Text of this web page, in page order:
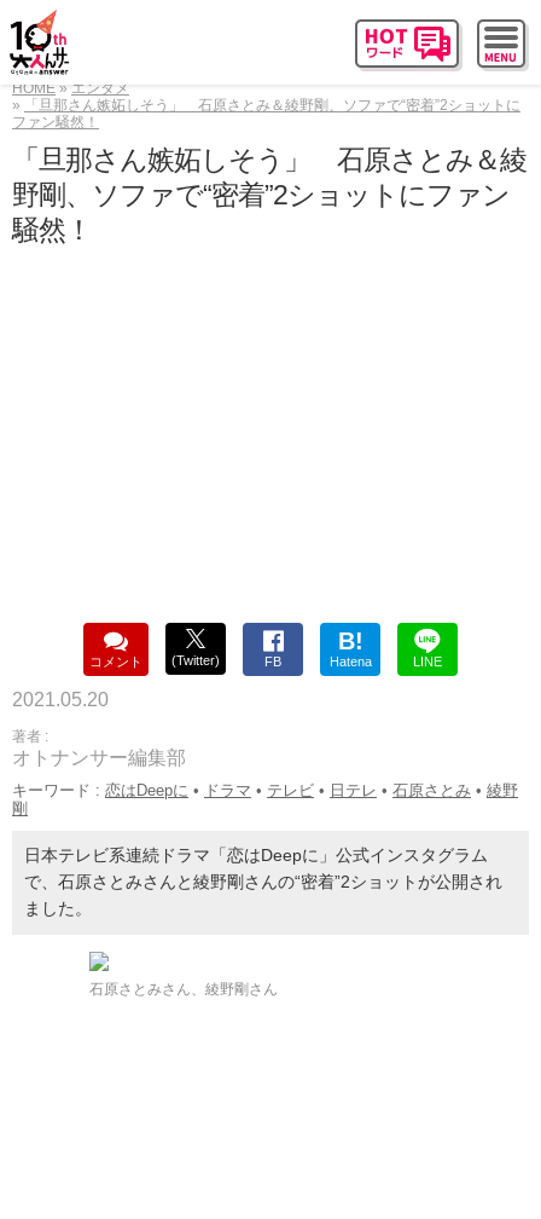
HOME
エンタメ
「旦那さん嫉妬しそう」 石原さとみ＆綾野剛、ソファで“密着”2ショットに
ファン騒然！
「旦那さん嫉妬しそう」 石原さとみ＆綾
野剛、ソファで“密着”2ショットにファン
騒然！
コメント (Twitter) FB
B!
Hatena LINE
2021.05.20
著者 :
オトナンサー編集部
キーワード : 恋はDeepに • ドラマ • テレビ • 日テレ • 石原さとみ • 綾野
剛
日本テレビ系連続ドラマ「恋はDeepに」公式インスタグラム
で、石原さとみさんと綾野剛さんの“密着”2ショットが公開され
ました。
石原さとみさん、綾野剛さん